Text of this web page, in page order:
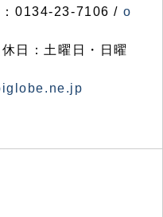
0134-23-7106 / o
日：土曜日・日曜